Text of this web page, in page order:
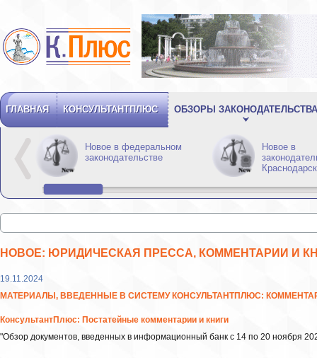
ГЛАВНАЯ КОНСУЛЬТАНТПЛЮС ОБЗОРЫ ЗАКОНОДАТЕЛЬСТВА
Новое в федеральном
законодательстве
Новое в
НОВОЕ: ЮРИДИЧЕСКАЯ ПРЕССА, КОММЕНТАРИИ И
19.11.2024
МАТЕРИАЛЫ, ВВЕДЕННЫЕ В СИСТЕМУ КОНСУЛЬТАНТПЛЮС:
КонсультантПлюс: Постатейные комментарии и книги
"Обзор документов, введенных в информационный банк с 14 по 20 ноября